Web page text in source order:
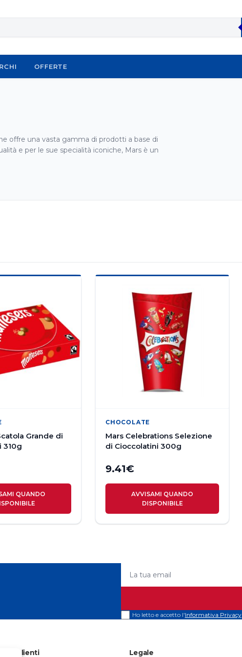
OFFERTE
offre una vasta gamma di prodotti a base di
e per le sue specialità iconiche, Mars è un
Grande di
310g
QUANDO
CHOCOLATE
Mars Celebrations Selezione
di Cioccolatini 300g
9.41€
AVVISAMI QUANDO
DISPONIBILE
Ho letto e accetto l'Informativa Privacy
Clienti Legale